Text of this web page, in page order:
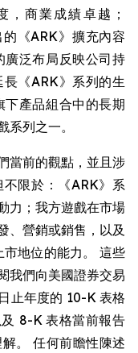
，商業成績卓越；
《ARK》擴充內容
廣泛布局反映公司持
《ARK》系列的生
產品組合中的長期
列之一。
當前的觀點，並且涉
限於：《ARK》系
力；我方遊戲在市場
、營銷或銷售，以及
地位的能力。 這些
我們向美國證券交易
止年度的 10-K 表格
8-K 表格當前報告
。 任何前瞻性陳述